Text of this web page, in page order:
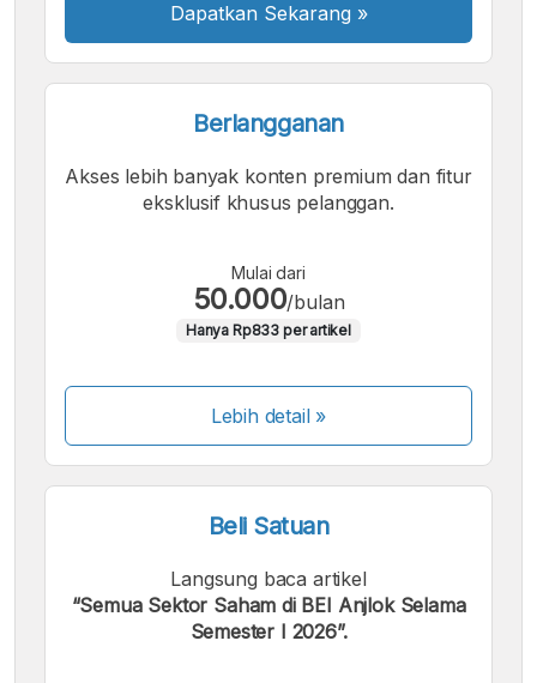
Dapatkan Sekarang »
Berlangganan
Akses lebih banyak konten premium dan fitur
eksklusif khusus pelanggan.
Mulai dari
50.000/bulan
Hanya Rp833 per artikel
Lebih detail »
Beli Satuan
Langsung baca artikel
“Semua Sektor Saham di BEI Anjlok Selama
Semester I 2026”.